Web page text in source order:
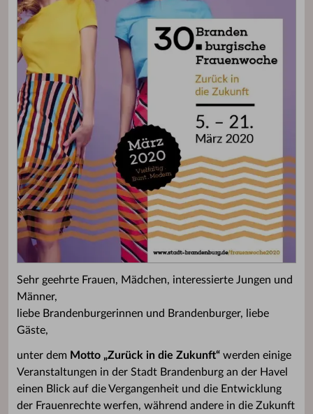
Sehr geehrte Frauen, Mädchen, interessierte Jungen und
Männer,
liebe Brandenburgerinnen und Brandenburger, liebe
Gäste,
unter dem Motto „Zurück in die Zukunft“ werden einige
Veranstaltungen in der Stadt Brandenburg an der Havel
einen Blick auf die Vergangenheit und die Entwicklung
der Frauenrechte werfen, während andere in die Zukunft